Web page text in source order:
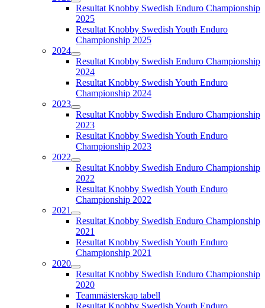
Resultat Knobby Swedish Enduro Championship
2025
Resultat Knobby Swedish Youth Enduro
Championship 2025
2024
Resultat Knobby Swedish Enduro Championship
2024
Resultat Knobby Swedish Youth Enduro
Championship 2024
2023
Resultat Knobby Swedish Enduro Championship
2023
Resultat Knobby Swedish Youth Enduro
Championship 2023
2022
Resultat Knobby Swedish Enduro Championship
2022
Resultat Knobby Swedish Youth Enduro
Championship 2022
2021
Resultat Knobby Swedish Enduro Championship
2021
Resultat Knobby Swedish Youth Enduro
Championship 2021
2020
Resultat Knobby Swedish Enduro Championship
2020
Teammästerskap tabell
Resultat Knobby Swedish Youth Enduro